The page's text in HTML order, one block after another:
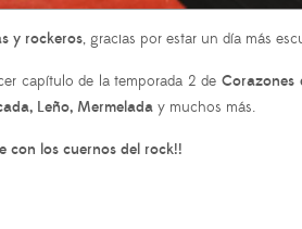
y rockeros, gracias por estar un día más
capítulo de la temporada 2 de Corazones
Leño, Mermelada y muchos más.
con los cuernos del rock!!